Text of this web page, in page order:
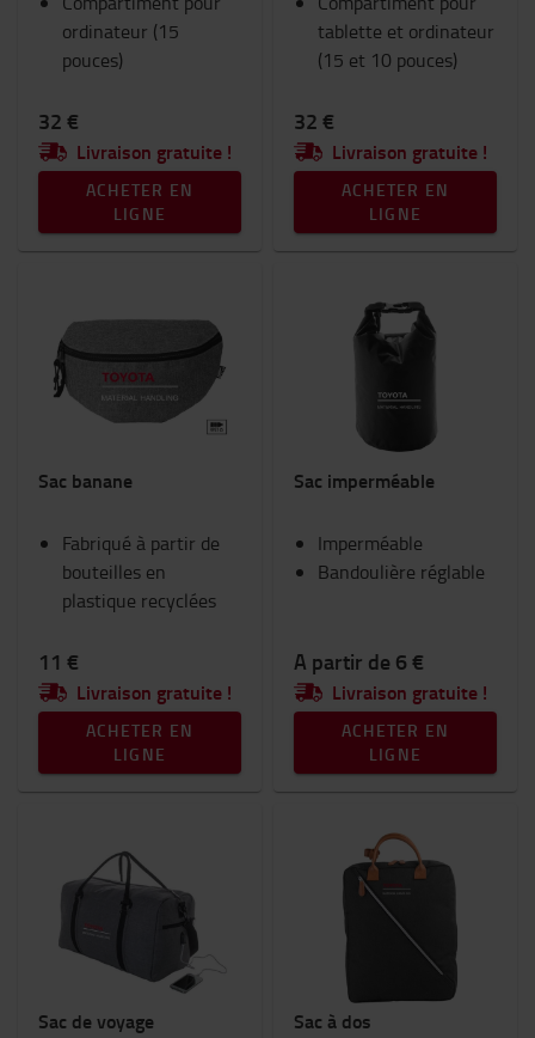
ordinateur (15
pouces)
32 €
Livraison gratuite !
ACHETER EN
LIGNE
tablette et ordinateur
(15 et 10 pouces)
32 €
Livraison gratuite !
ACHETER EN
LIGNE
Sac banane
Fabriqué à partir de
bouteilles en
plastique recyclées
11 €
Livraison gratuite !
ACHETER EN
LIGNE
Sac imperméable
Imperméable
Bandoulière réglable
A partir de 6 €
Livraison gratuite !
ACHETER EN
LIGNE
Sac de voyage Sac à dos